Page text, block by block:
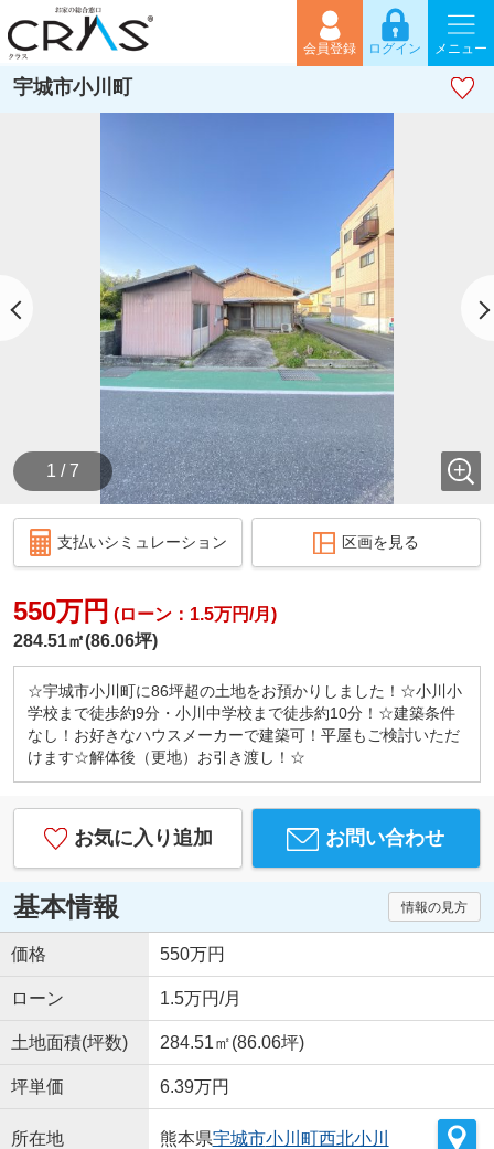
会員登録 ログイン メニュー
宇城市小川町
1 / 7
支払いシミュレーション 区画を見る
550万円 (ローン：1.5万円/月)
284.51㎡(86.06坪)
☆宇城市小川町に86坪超の土地をお預かりしました！☆小川小
学校まで徒歩約9分・小川中学校まで徒歩約10分！☆建築条件
なし！お好きなハウスメーカーで建築可！平屋もご検討いただ
けます☆解体後（更地）お引き渡し！☆
お気に入り追加 お問い合わせ
基本情報 情報の見方
価格 550万円
ローン 1.5万円/月
土地面積(坪数) 284.51㎡(86.06坪)
坪単価 6.39万円
所在地 熊本県宇城市小川町西北小川